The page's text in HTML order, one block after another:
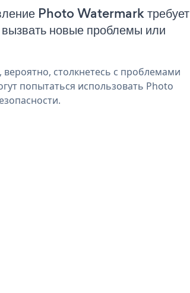
Photo Watermark требует
новые проблемы или
столкнетесь с проблемами
попытаться использовать Photo